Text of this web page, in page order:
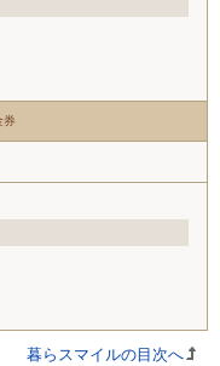
券
暮らスマイルの目次へ